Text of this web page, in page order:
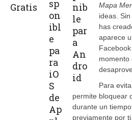
Mapa
ideas.
has
aparece
momento
Para
permite bloquear
durante un
previamente por